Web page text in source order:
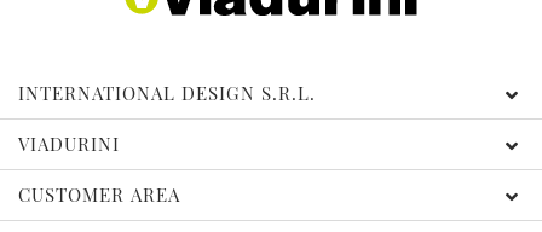
INTERNATIONAL DESIGN S.R.L.
VIADURINI
CUSTOMER AREA